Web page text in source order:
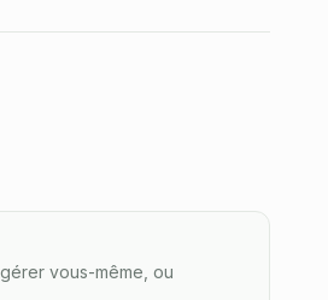
vous-même, ou